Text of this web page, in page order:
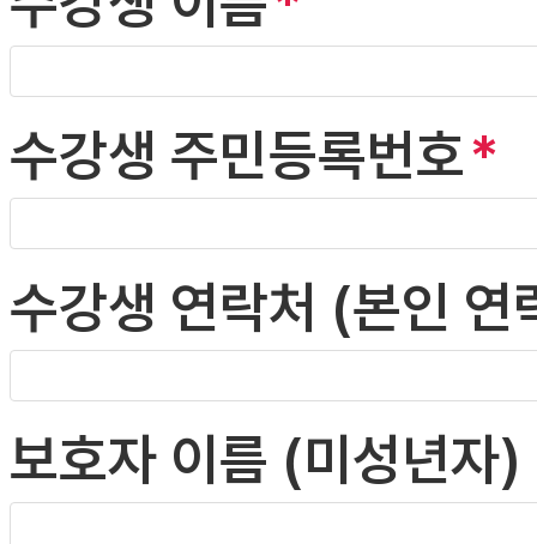
수강생 주민등록번호
수강생 연락처 (본인
보호자 이름 (미성년자)